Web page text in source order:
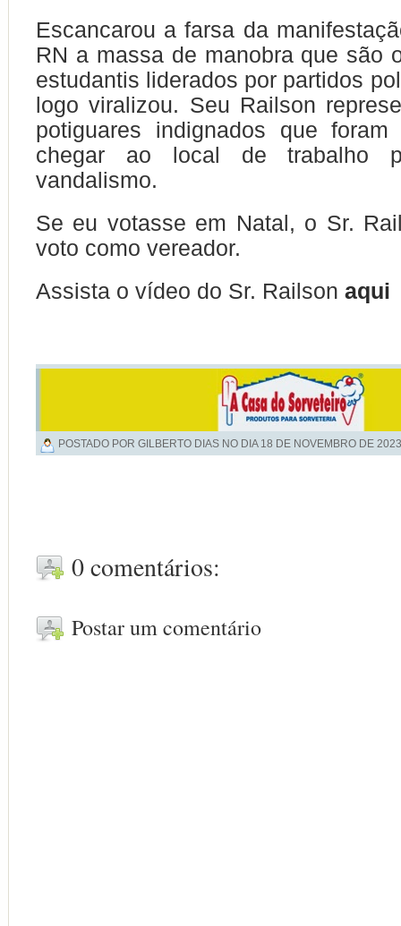
Escancarou a farsa da
RN a massa de manobra que são
estudantis liderados por partidos
logo viralizou. Seu Railson
potiguares indignados que
chegar ao local de trabalho
vandalismo.
Se eu votasse em Natal, o Sr.
voto como vereador.
Assista o vídeo do Sr. Railson aqui
POSTADO POR GILBERTO DIAS NO DIA 18 DE NOVEMBRO DE 2023
0 comentários:
Postar um comentário